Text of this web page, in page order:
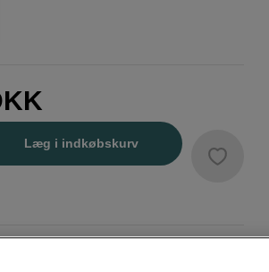
Læg i indkøbskurv